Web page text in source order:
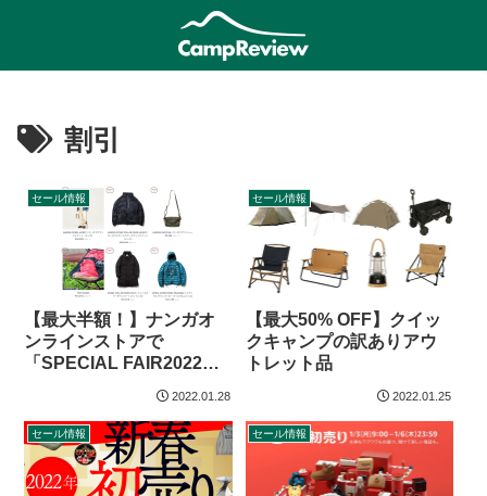
割引
セール情報
【最大半額！】ナンガオ
ンラインストアで
「SPECIAL FAIR2022」
2022.01.28
セール情報
【最大50% OFF】クイッ
クキャンプの訳ありアウ
トレット品
2022.01.25
セール情報 セール情報